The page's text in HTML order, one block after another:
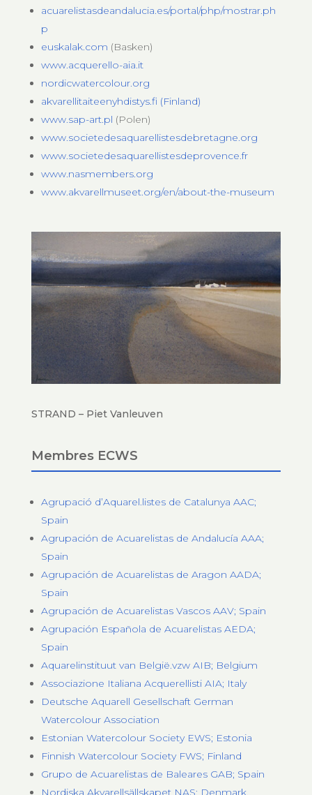
acuarelistasdeandalucia.es/portal/php/mostrar.ph
p
euskalak.com (Basken)
www.acquerello-aia.it
nordicwatercolour.org
akvarellitaiteenyhdistys.fi (Finland)
www.sap-art.pl (Polen)
www.societedesaquarellistesdebretagne.org
www.societedesaquarellistesdeprovence.fr
www.nasmembers.org
www.akvarellmuseet.org/en/about-the-museum
STRAND – Piet Vanleuven
Membres ECWS
Agrupació d’Aquarel.listes de Catalunya AAC;
Spain
Agrupación de Acuarelistas de Andalucía AAA;
Spain
Agrupación de Acuarelistas de Aragon AADA;
Spain
Agrupación de Acuarelistas Vascos AAV; Spain
Agrupación Española de Acuarelistas AEDA;
Spain
Aquarelinstituut van België.vzw AIB; Belgium
Associazione Italiana Acquerellisti AIA; Italy
Deutsche Aquarell Gesellschaft German
Watercolour Association
Estonian Watercolour Society EWS; Estonia
Finnish Watercolour Society FWS; Finland
Grupo de Acuarelistas de Baleares GAB; Spain
Nordiska Akvarellsällskapet NAS; Denmark,